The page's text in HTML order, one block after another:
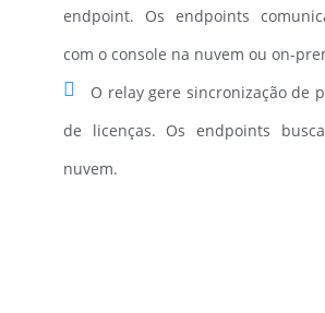
endpoint. Os endpoints
com o console na nuvem ou on-
O relay gere sincronização de
de licenças. Os endpoints
nuvem.